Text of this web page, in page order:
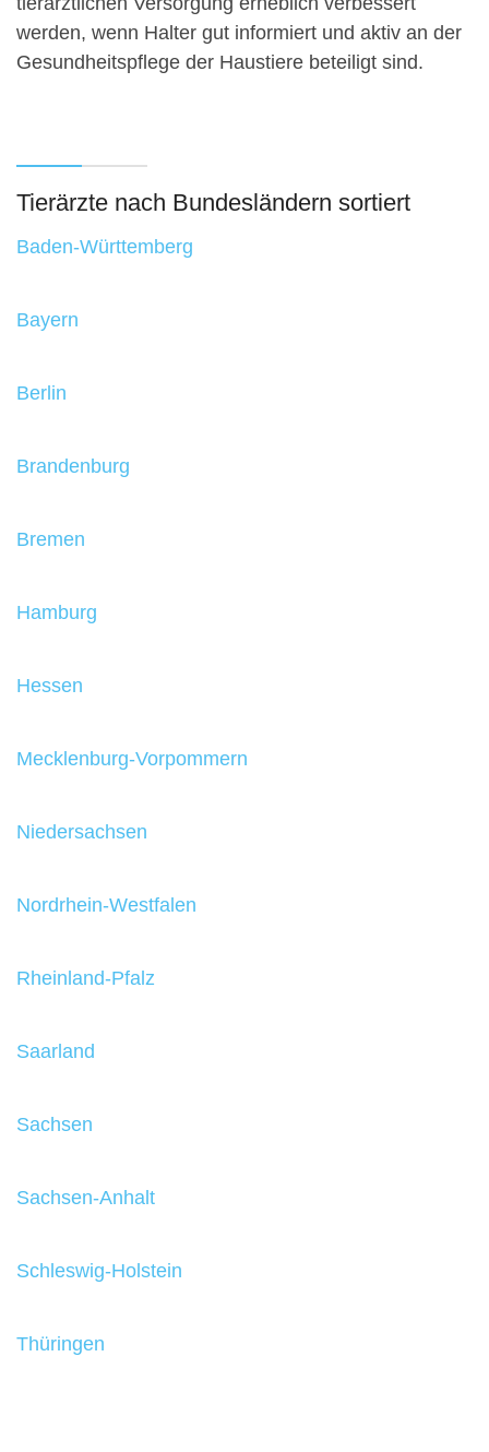
werden, wenn Halter gut informiert und aktiv an der
Gesundheitspflege der Haustiere beteiligt sind.
Tierärzte nach Bundesländern sortiert
Baden-Württemberg
Bayern
Berlin
Brandenburg
Bremen
Hamburg
Hessen
Mecklenburg-Vorpommern
Niedersachsen
Nordrhein-Westfalen
Rheinland-Pfalz
Saarland
Sachsen
Sachsen-Anhalt
Schleswig-Holstein
Thüringen